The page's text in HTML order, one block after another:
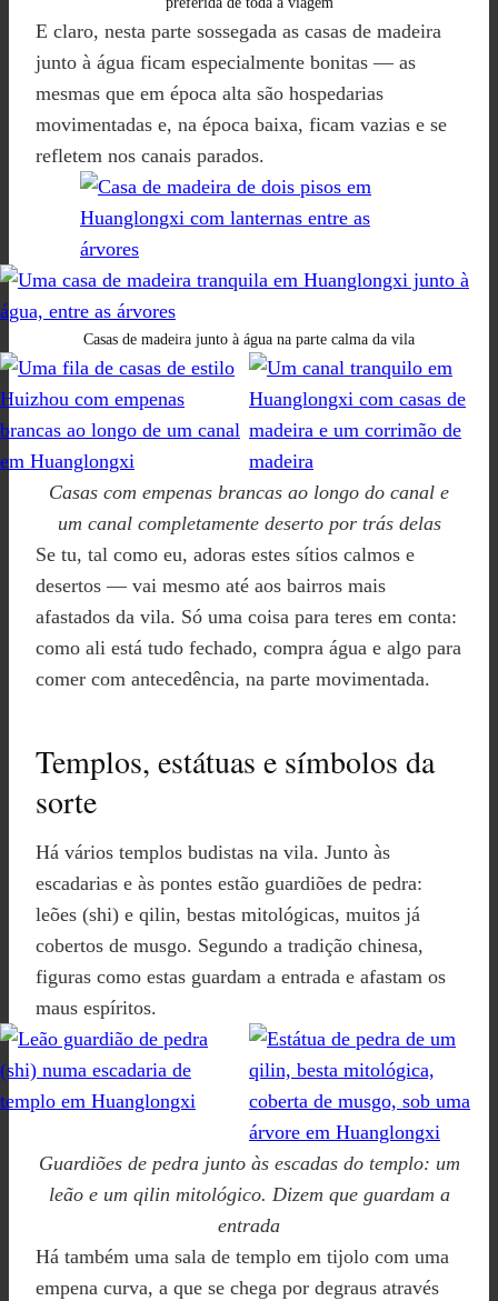
E claro, nesta parte sossegada as casas de madeira
junto à água ficam especialmente bonitas — as
mesmas que em época alta são hospedarias
movimentadas e, na época baixa, ficam vazias e se
refletem nos canais parados.
Casas de madeira junto à água na parte calma da vila
Casas com empenas brancas ao longo do canal e
um canal completamente deserto por trás delas
Se tu, tal como eu, adoras estes sítios calmos e
desertos — vai mesmo até aos bairros mais
afastados da vila. Só uma coisa para teres em conta:
como ali está tudo fechado, compra água e algo para
comer com antecedência, na parte movimentada.
Templos, estátuas e símbolos da
sorte
Há vários templos budistas na vila. Junto às
escadarias e às pontes estão guardiões de pedra:
leões (shi) e qilin, bestas mitológicas, muitos já
cobertos de musgo. Segundo a tradição chinesa,
figuras como estas guardam a entrada e afastam os
maus espíritos.
Guardiões de pedra junto às escadas do templo: um
leão e um qilin mitológico. Dizem que guardam a
entrada
Há também uma sala de templo em tijolo com uma
empena curva, a que se chega por degraus através